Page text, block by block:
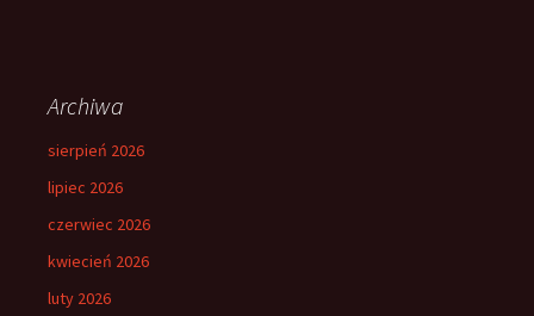
Archiwa
sierpień 2026
lipiec 2026
czerwiec 2026
kwiecień 2026
luty 2026